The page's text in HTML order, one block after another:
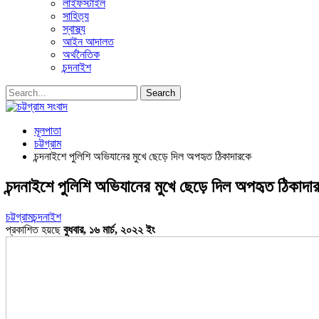
লাইফস্টাইল
সাহিত্য
স্বাস্থ্য
আইন আদালত
অর্থনৈতিক
চন্দনাইশ
মূলপাতা
চট্টগ্রাম
চন্দনাইশে পুলিশি অভিযানের মুখে ছেড়ে দিল অপহৃত ঠিকাদারকে
চন্দনাইশে পুলিশি অভিযানের মুখে ছেড়ে দিল অপহৃত
চট্টগ্রামচন্দনাইশ
প্রকাশিত হয়ছেবুধবার, ১৬ মার্চ, ২০২২ ইং